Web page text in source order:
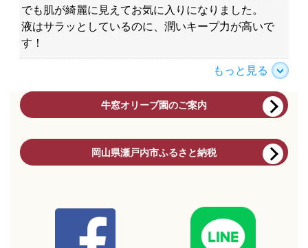
でも肌が綺麗に見えてお気に入りになりました。
液はサラッとしているのに、潤いキープ力が高いで
す！
もっと見る
牛窓オリーブ園のご案内
岡山県瀬戸内市ふるさと納税